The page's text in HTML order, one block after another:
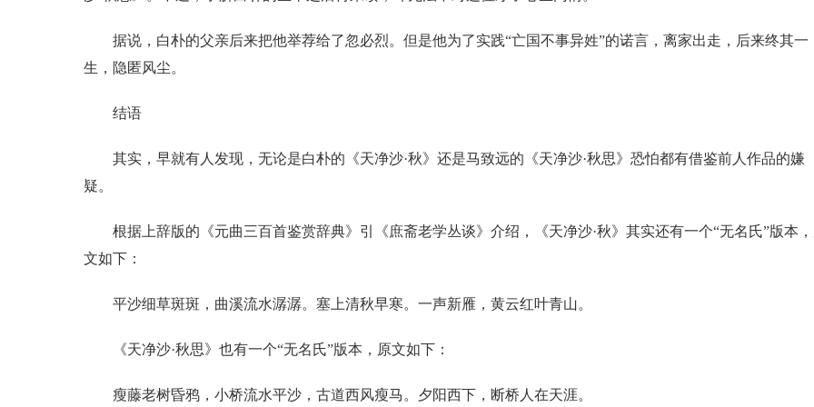
据说，白朴的父亲后来把他举荐给了忽必烈。但是他为了实践“亡国不事异姓”的诺言，离家出走，后来终其一
生，隐匿风尘。
结语
其实，早就有人发现，无论是白朴的《天净沙·秋》还是马致远的《天净沙·秋思》恐怕都有借鉴前人作品的嫌
疑。
根据上辞版的《元曲三百首鉴赏辞典》引《庶斋老学丛谈》介绍，《天净沙·秋》其实还有一个“无名氏”版本
文如下：
平沙细草斑斑，曲溪流水潺潺。塞上清秋早寒。一声新雁，黄云红叶青山。
《天净沙·秋思》也有一个“无名氏”版本，原文如下：
瘦藤老树昏鸦，小桥流水平沙，古道西风瘦马。夕阳西下，断桥人在天涯。